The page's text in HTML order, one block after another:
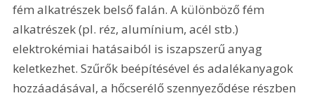
fém alkatrészek belső falán. A különböző fém
alkatrészek (pl. réz, alumínium, acél stb.)
elektrokémiai hatásaiból is iszapszerű anyag
keletkezhet. Szűrők beépítésével és adalékanyagok
hozzáadásával, a hőcserélő szennyeződése részben